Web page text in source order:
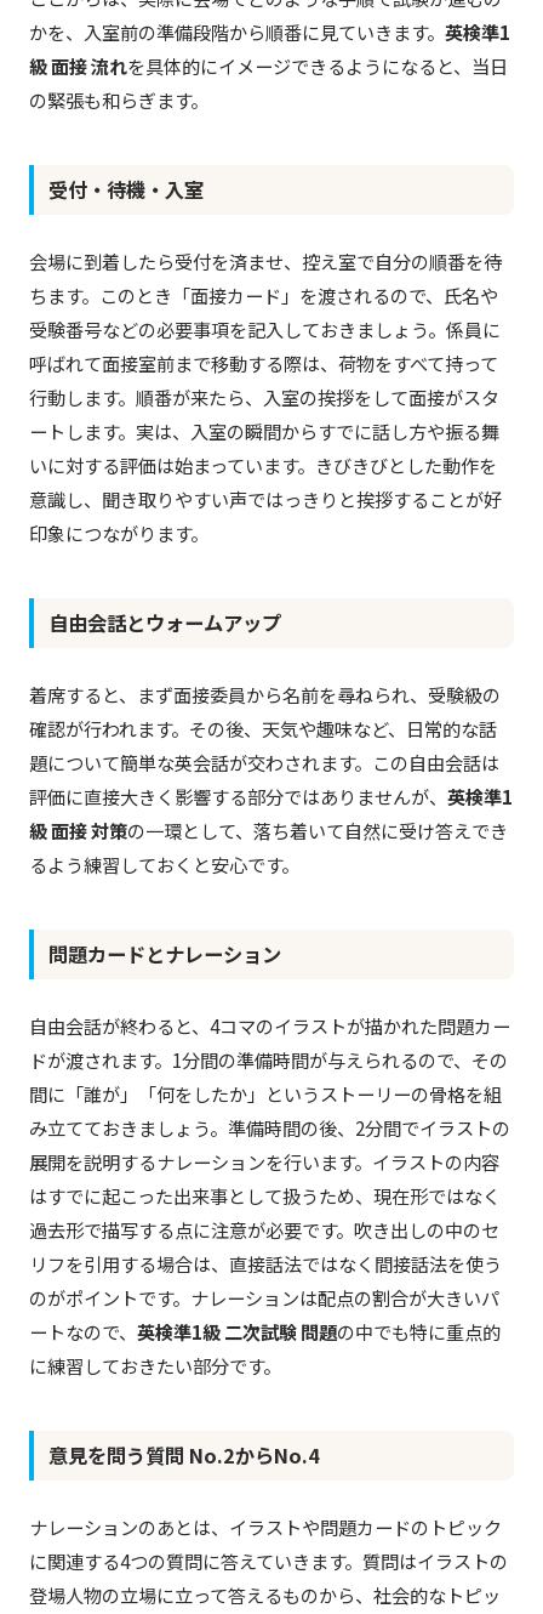
かを、入室前の準備段階から順番に見ていきます。 英検準1
級 面接 流れを具体的にイメージできるようになると、当日
の緊張も和らぎます。
受付・待機・入室
会場に到着したら受付を済ませ、控え室で自分の順番を待
ちます。このとき「面接カード」を渡されるので、氏名や
受験番号などの必要事項を記入しておきましょう。係員に
呼ばれて面接室前まで移動する際は、荷物をすべて持って
行動します。順番が来たら、入室の挨拶をして面接がスタ
ートします。実は、入室の瞬間からすでに話し方や振る舞
いに対する評価は始まっています。きびきびとした動作を
意識し、聞き取りやすい声ではっきりと挨拶することが好
印象につながります。
自由会話とウォームアップ
着席すると、まず面接委員から名前を尋ねられ、受験級の
確認が行われます。その後、天気や趣味など、日常的な話
題について簡単な英会話が交わされます。この自由会話は
評価に直接大きく影響する部分ではありませんが、 英検準1
級 面接 対策の一環として、落ち着いて自然に受け答えでき
るよう練習しておくと安心です。
問題カードとナレーション
自由会話が終わると、4コマのイラストが描かれた問題カー
ドが渡されます。1分間の準備時間が与えられるので、その
間に「誰が」「何をしたか」というストーリーの骨格を組
み立てておきましょう。準備時間の後、2分間でイラストの
展開を説明するナレーションを行います。イラストの内容
はすでに起こった出来事として扱うため、現在形ではなく
過去形で描写する点に注意が必要です。吹き出しの中のセ
リフを引用する場合は、直接話法ではなく間接話法を使う
のがポイントです。ナレーションは配点の割合が大きいパ
ートなので、 英検準1級 二次試験 問題の中でも特に重点的
に練習しておきたい部分です。
意見を問う質問 No.2からNo.4
ナレーションのあとは、イラストや問題カードのトピック
に関連する4つの質問に答えていきます。質問はイラストの
登場人物の立場に立って答えるものから、社会的なトピッ